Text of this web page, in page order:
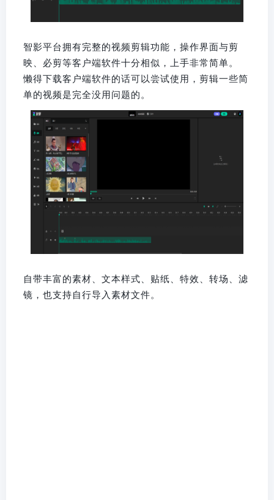
智影平台拥有完整的视频剪辑功能，操作界面与剪
映、必剪等客户端软件十分相似，上手非常简单。
懒得下载客户端软件的话可以尝试使用，剪辑一些简
单的视频是完全没用问题的。
自带丰富的素材、文本样式、贴纸、特效、转场、滤
镜，也支持自行导入素材文件。